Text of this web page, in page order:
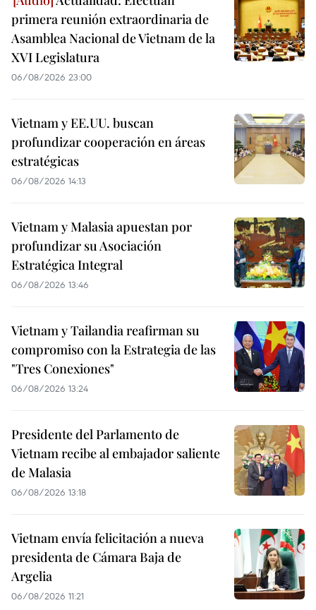
primera reunión extraordinaria de
Asamblea Nacional de Vietnam de la
XVI Legislatura
06/08/2026 23:00
Vietnam y EE.UU. buscan
profundizar cooperación en áreas
estratégicas
06/08/2026 14:13
Vietnam y Malasia apuestan por
profundizar su Asociación
Estratégica Integral
06/08/2026 13:46
Vietnam y Tailandia reafirman su
compromiso con la Estrategia de las
"Tres Conexiones"
06/08/2026 13:24
Presidente del Parlamento de
Vietnam recibe al embajador saliente
de Malasia
06/08/2026 13:18
Vietnam envía felicitación a nueva
presidenta de Cámara Baja de
Argelia
06/08/2026 11:21